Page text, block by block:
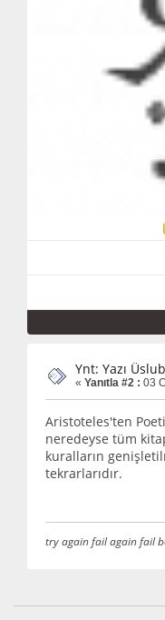
Ynt: Yazı
« Yanıtla #2 : 03
Aristoteles'ten
neredeyse tüm
kuralların
tekrarlarıdır.
try again fail again fail